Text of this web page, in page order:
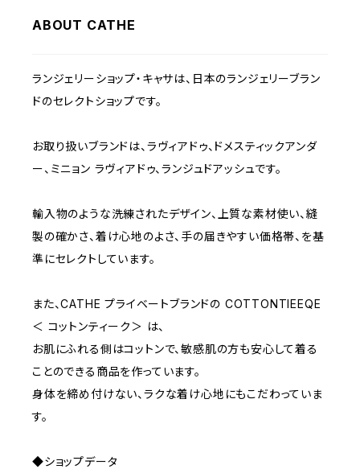
C70
C75
E70
BEIGE
NAVY
YELLOW
PURPLE
BLUE
ORANGE
1000~
2000~
5000~
ABOUT CATHE
ランジェリーショップ・キャサは、日本のランジェリーブラン
ドのセレクトショップです。
お取り扱いブランドは、ラヴィアドゥ、ドメスティックアンダ
ー、ミニョン ラヴィアドゥ、ランジュドアッシュです。
輸入物のような洗練されたデザイン、上質な素材使い、縫
製の確かさ、着け心地のよさ、手の届きやすい価格帯、を基
準にセレクトしています。
また、CATHE プライベートブランドの COTTONTIEEQE
＜ コットンティーク＞ は、
お肌にふれる側はコットンで、敏感肌の方も安心して着る
ことのできる商品を作っています。
身体を締め付けない、ラクな着け心地にもこだわっていま
す。
◆ショップデータ